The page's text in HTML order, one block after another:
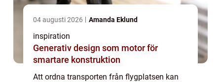
04 augusti 2026 Amanda Eklund
inspiration
Generativ design som motor för
smartare konstruktion
Att ordna transporten från flygplatsen kan